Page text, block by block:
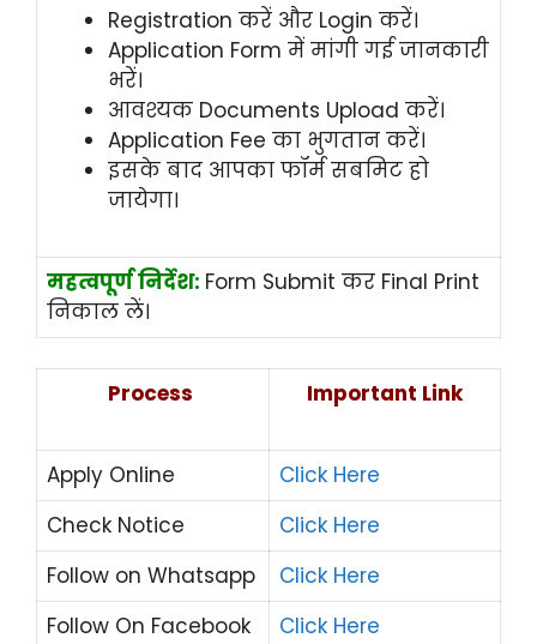
Registration करें और Login करें।
Application Form में मांगी गई जानकारी
भरें।
आवश्यक Documents Upload करें।
Application Fee का भुगतान करें।
इसके बाद आपका फॉर्म सबमिट हो
जायेगा।
महत्वपूर्ण निर्देश: Form Submit कर Final Print
निकाल लें।
Process Important Link
Apply Online
Click Here
Check Notice
Click Here
Follow on Whatsapp
Click Here
Follow On Facebook
Click Here